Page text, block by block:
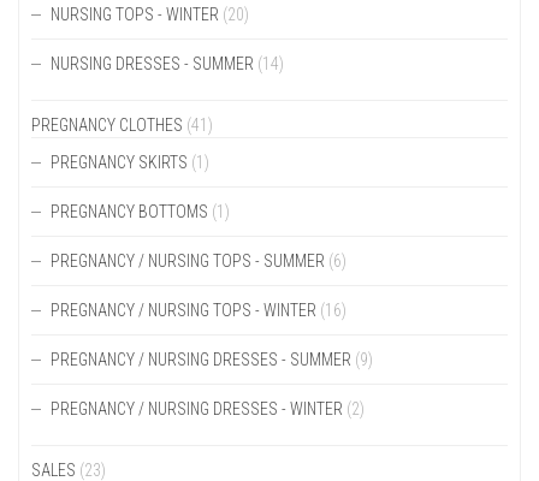
NURSING TOPS - WINTER (20)
NURSING DRESSES - SUMMER (14)
PREGNANCY CLOTHES (41)
PREGNANCY SKIRTS (1)
PREGNANCY BOTTOMS (1)
PREGNANCY / NURSING TOPS - SUMMER (6)
PREGNANCY / NURSING TOPS - WINTER (16)
PREGNANCY / NURSING DRESSES - SUMMER (9)
PREGNANCY / NURSING DRESSES - WINTER (2)
SALES (23)